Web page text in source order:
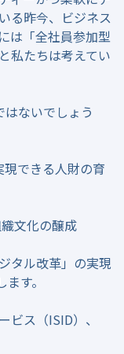
る昨今、ビジネス
は「全社員参加型
私たちは考えてい
ないでしょう
できる人財の育
文化の醸成
タル改革」の実現
す。
ス（ISID）、